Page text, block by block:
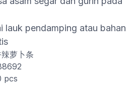
lauk pendamping atau bahan
萝卜条
pcs